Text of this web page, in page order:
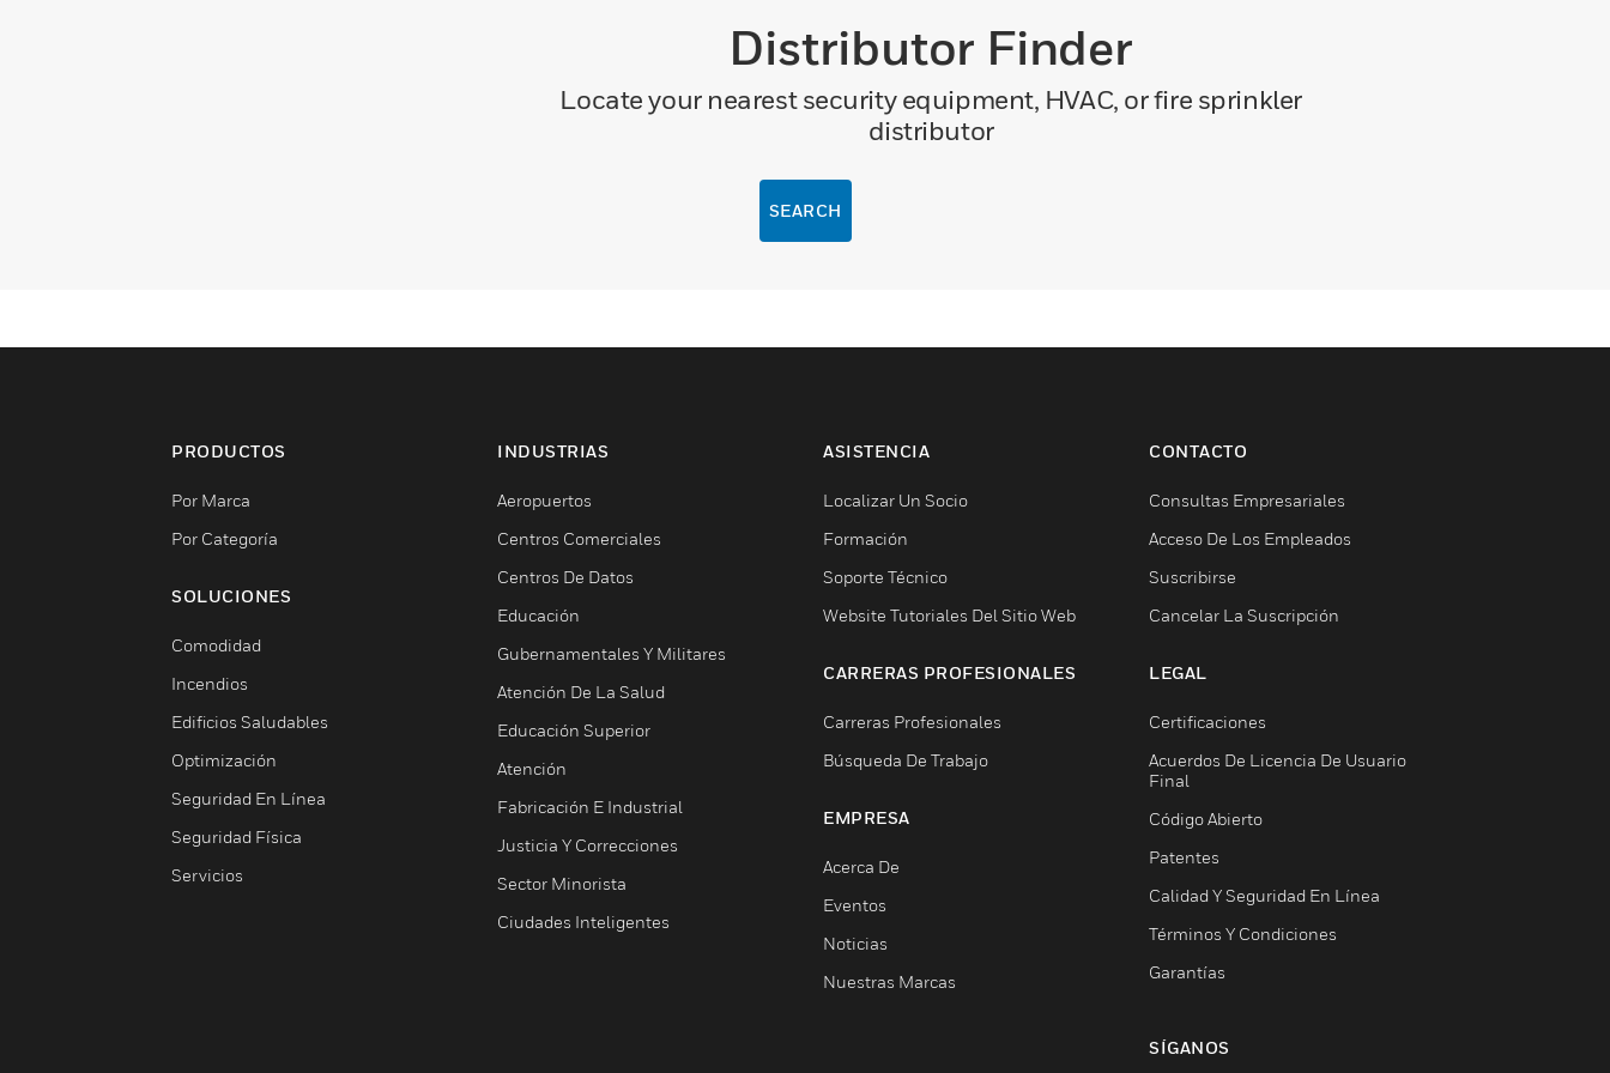
Distributor Finder
Locate your nearest security equipment, HVAC, or fire sprinkler
distributor
SEARCH
PRODUCTOS
Por Marca
Por Categoría
SOLUCIONES
Comodidad
Incendios
Edificios Saludables
Optimización
Seguridad En Línea
Seguridad Física
Servicios
INDUSTRIAS
Aeropuertos
Centros Comerciales
Centros De Datos
Educación
Gubernamentales Y Militares
Atención De La Salud
Educación Superior
Atención
Fabricación E Industrial
Justicia Y Correcciones
Sector Minorista
Ciudades Inteligentes
ASISTENCIA
Localizar Un Socio
Formación
Soporte Técnico
Website Tutoriales Del Sitio Web
CARRERAS PROFESIONALES
Carreras Profesionales
Búsqueda De Trabajo
EMPRESA
Acerca De
Eventos
Noticias
Nuestras Marcas
CONTACTO
Consultas Empresariales
Acceso De Los Empleados
Suscribirse
Cancelar La Suscripción
LEGAL
Certificaciones
Acuerdos De Licencia De Usuario
Final
Código Abierto
Patentes
Calidad Y Seguridad En Línea
Términos Y Condiciones
Garantías
SÍGANOS